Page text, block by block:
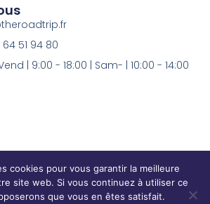
51 94 80
| 9:00 - 18:00 | Sam- | 10:00 - 14:00
cookies pour vous garantir la meilleure
site web. Si vous continuez à utiliser ce
que vous en êtes satisfait.